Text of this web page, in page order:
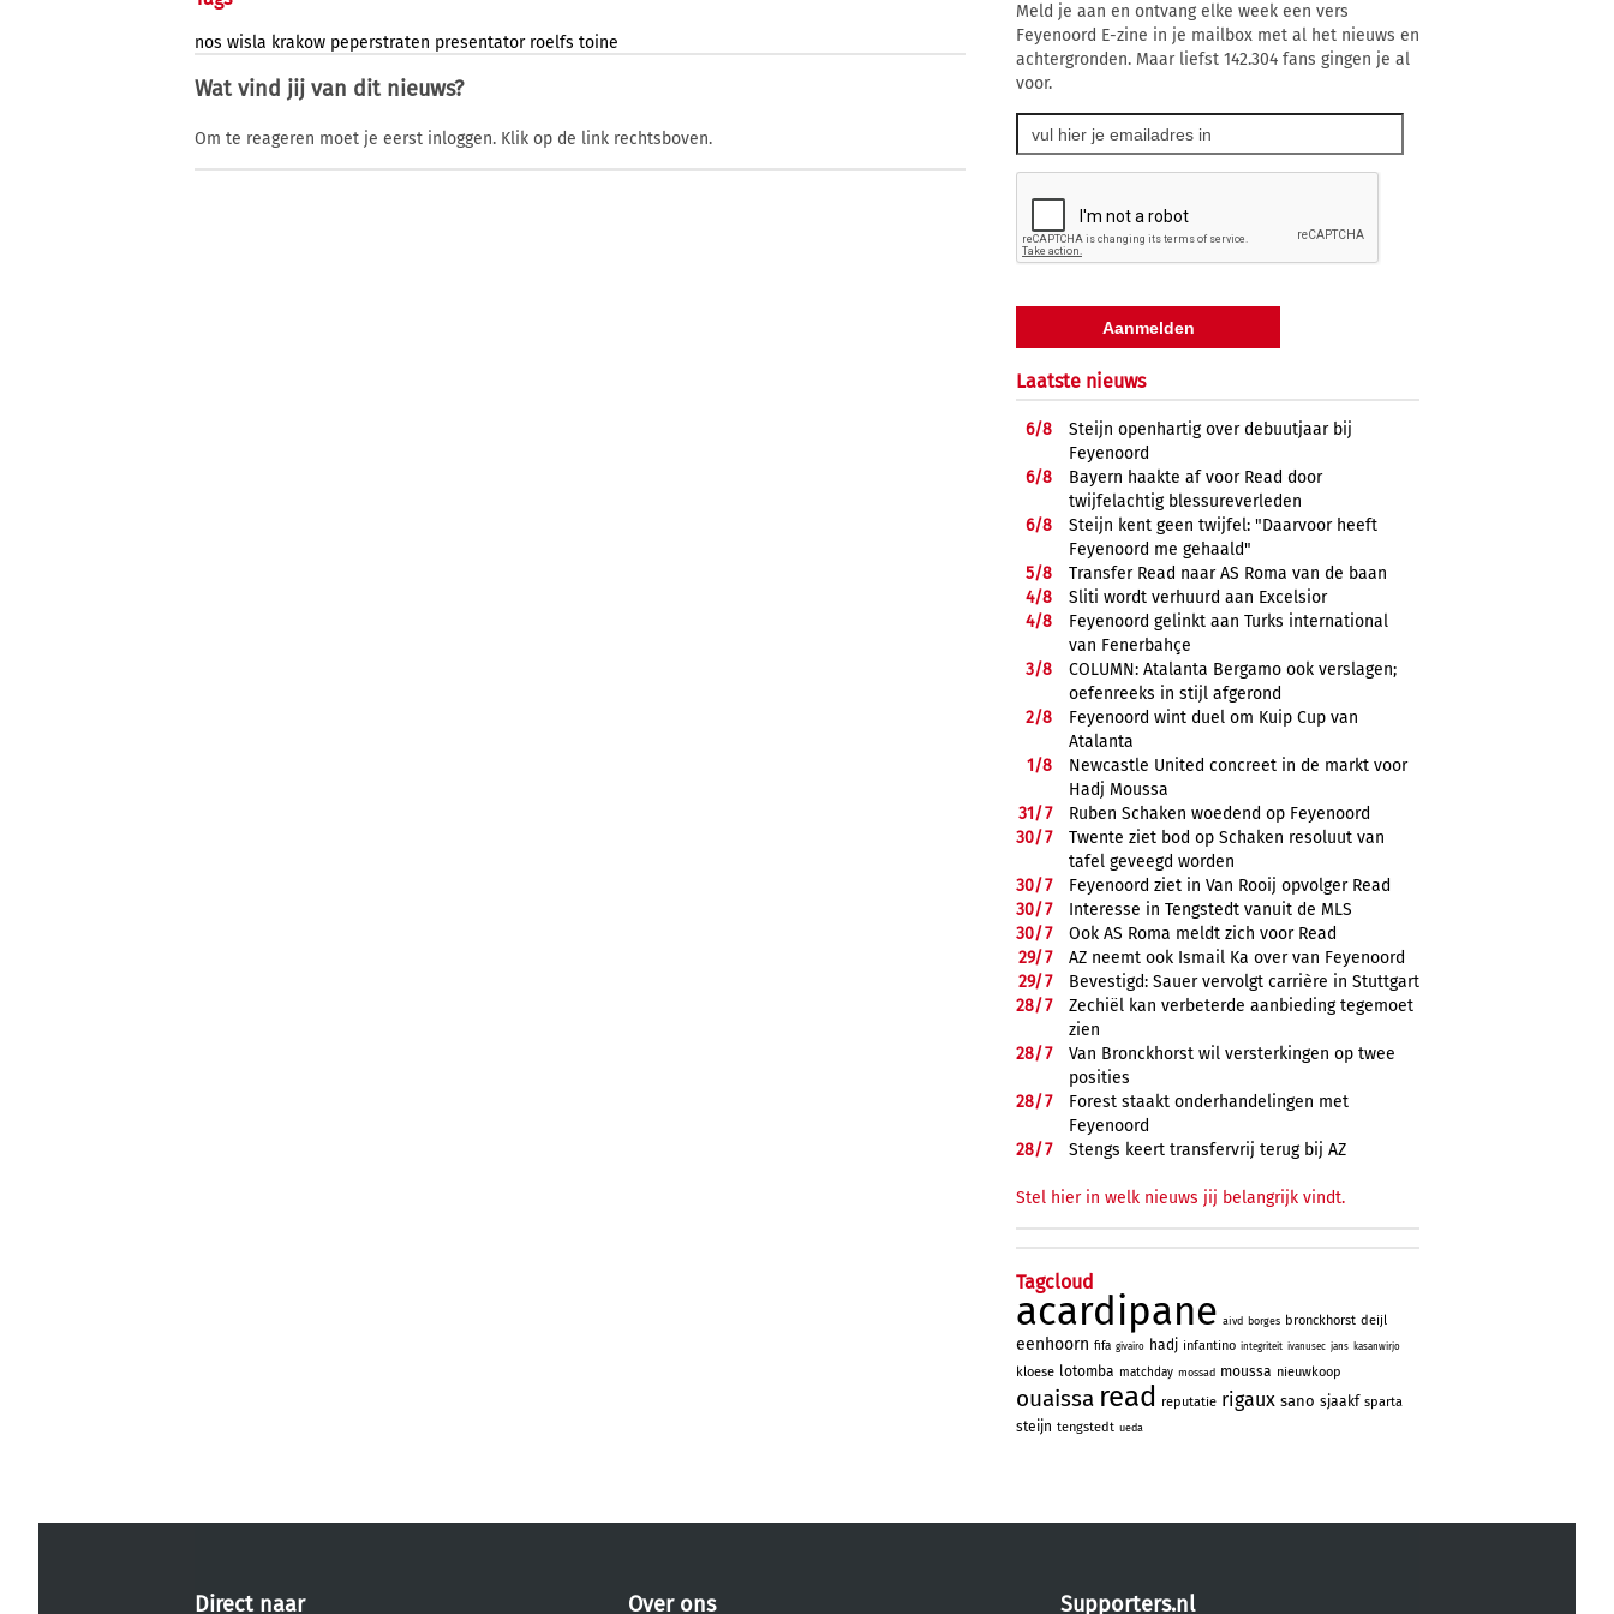
nos wisla krakow peperstraten presentator roelfs toine
Wat vind jij van dit nieuws?
Om te reageren moet je eerst inloggen. Klik op de link rechtsboven.
Meld je aan en ontvang elke week een vers
Feyenoord E-zine in je mailbox met al het nieuws en
achtergronden. Maar liefst 142.304 fans gingen je al
voor.
Laatste nieuws
6/8
Steijn openhartig over debuutjaar bij
Feyenoord
6/8
Bayern haakte af voor Read door
twijfelachtig blessureverleden
6/8
Steijn kent geen twijfel: "Daarvoor heeft
Feyenoord me gehaald"
5/8
Transfer Read naar AS Roma van de baan
4/8
Sliti wordt verhuurd aan Excelsior
4/8
Feyenoord gelinkt aan Turks international
van Fenerbahçe
3/8
COLUMN: Atalanta Bergamo ook verslagen;
oefenreeks in stijl afgerond
2/8
Feyenoord wint duel om Kuip Cup van
Atalanta
1/8
Newcastle United concreet in de markt voor
Hadj Moussa
31/7
Ruben Schaken woedend op Feyenoord
30/7
Twente ziet bod op Schaken resoluut van
tafel geveegd worden
30/7
Feyenoord ziet in Van Rooij opvolger Read
30/7
Interesse in Tengstedt vanuit de MLS
30/7
Ook AS Roma meldt zich voor Read
29/7
AZ neemt ook Ismail Ka over van Feyenoord
29/7
Bevestigd: Sauer vervolgt carrière in Stuttgart
28/7
Zechiël kan verbeterde aanbieding tegemoet
zien
28/7
Van Bronckhorst wil versterkingen op twee
posities
28/7
Forest staakt onderhandelingen met
Feyenoord
28/7 Stengs keert transfervrij terug bij AZ
Stel hier in welk nieuws jij belangrijk vindt.
Tagcloud
acardipane aivd borges bronckhorst deijl
eenhoorn fifa givairo hadj infantino integriteit ivanusec jans kasanwirjo
kloese lotomba matchday mossad moussa nieuwkoop
ouaissa read reputatie rigaux sano sjaakf sparta
steijn tengstedt ueda
Direct naar Over ons Supporters.nl